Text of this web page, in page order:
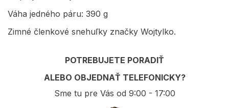
Váha jedného páru: 390 g
Zimné členkové snehuľky značky Wojtylko.
POTREBUJETE PORADIŤ
ALEBO OBJEDNAŤ TELEFONICKY?
Sme tu pre Vás od 9:00 - 17:00